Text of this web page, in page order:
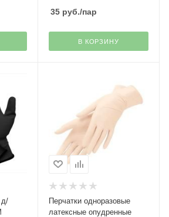
35руб./пар
В КОРЗИНУ
д/
Перчатки одноразовые
латексные опудренные